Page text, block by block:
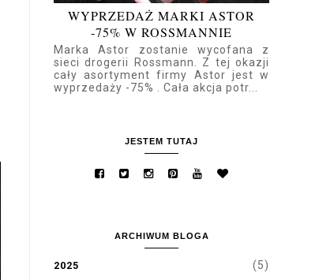
WYPRZEDAŻ MARKI ASTOR
-75% W ROSSMANNIE
Marka Astor zostanie wycofana z
sieci drogerii Rossmann. Z tej okazji
cały asortyment firmy Astor jest w
wyprzedaży -75% . Cała akcja potr...
JESTEM TUTAJ
ARCHIWUM BLOGA
2025 (5)